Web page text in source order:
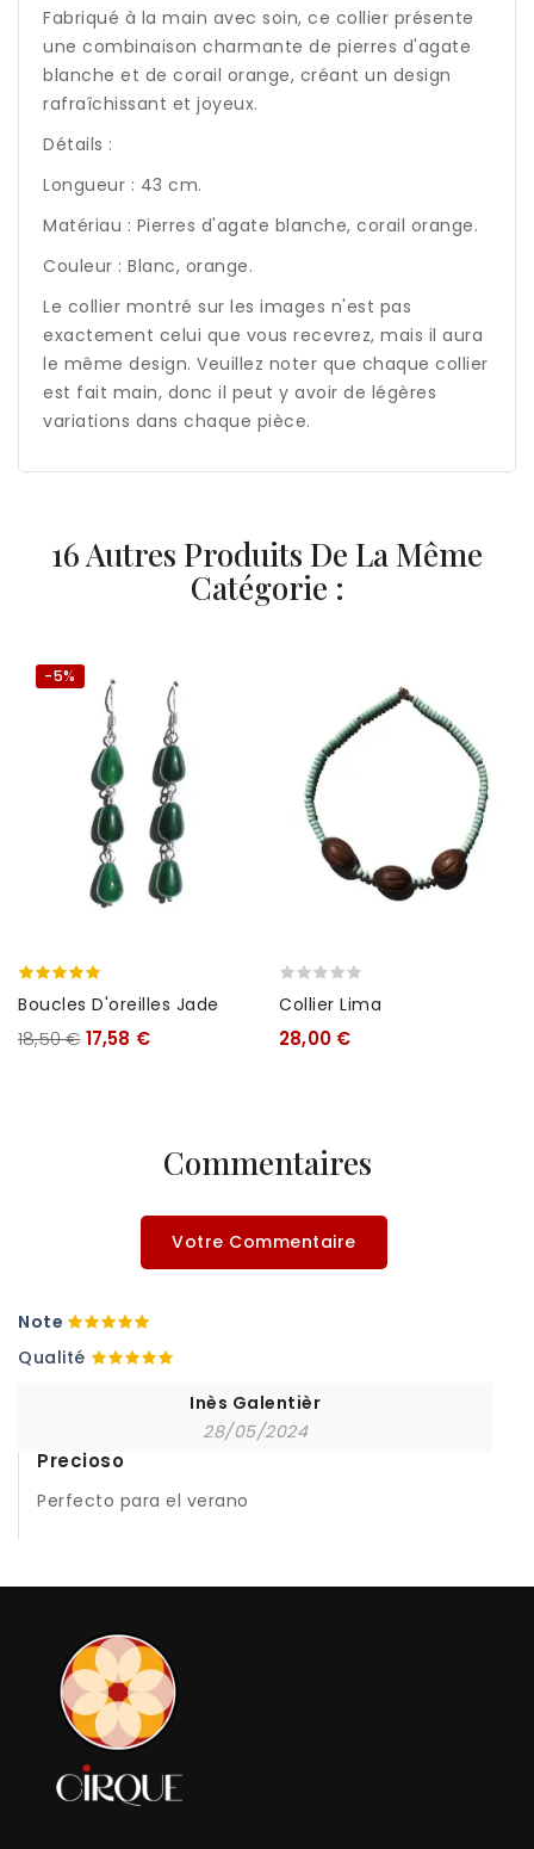
Fabriqué à la main avec soin, ce collier présente
une combinaison charmante de pierres d'agate
blanche et de corail orange, créant un design
rafraîchissant et joyeux.
Détails :
Longueur : 43 cm.
Matériau : Pierres d'agate blanche, corail orange.
Couleur : Blanc, orange.
Le collier montré sur les images n'est pas
exactement celui que vous recevrez, mais il aura
le même design. Veuillez noter que chaque collier
est fait main, donc il peut y avoir de légères
variations dans chaque pièce.
16 Autres Produits De La Même
Catégorie :
-5%
Boucles D'oreilles Jade
18,50 € 17,58 €
Collier Lima
28,00 €
Commentaires
Votre Commentaire
Note
Qualité
Inès Galentièr
28/05/2024
Precioso
Perfecto para el verano